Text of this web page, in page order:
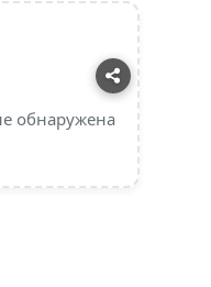
обнаружена